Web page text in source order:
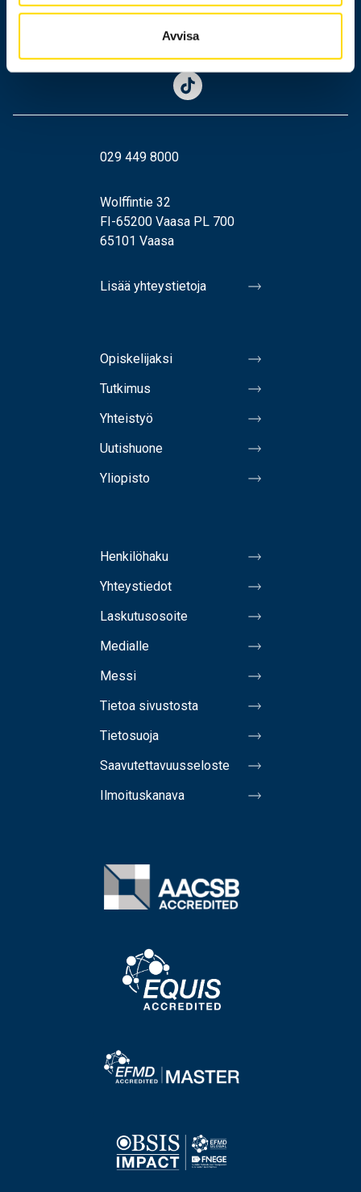
Avvisa
029 449 8000
Wolffintie 32
FI-65200 Vaasa PL 700
65101 Vaasa
Lisää yhteystietoja
Opiskelijaksi
Tutkimus
Yhteistyö
Uutishuone
Yliopisto
Henkilöhaku
Yhteystiedot
Laskutusosoite
Medialle
Messi
Tietoa sivustosta
Tietosuoja
Saavutettavuusseloste
Ilmoituskanava
Bild
Bild
Bild
Bild